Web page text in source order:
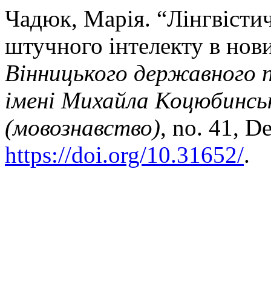
Чадюк, Марія.
штучного інтелекту в
Вінницького державного
імені Михайла
(мовознавство), no. 41,
https://doi.org/10.31652/.